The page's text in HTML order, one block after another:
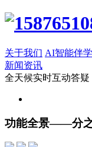
关于我们 AI智能伴学
新闻资讯
全天候实时互动答疑
功能全景——分之